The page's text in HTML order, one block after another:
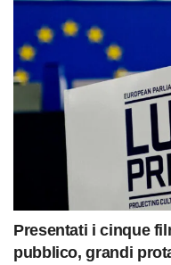
Presentati i cinque
pubblico, grandi